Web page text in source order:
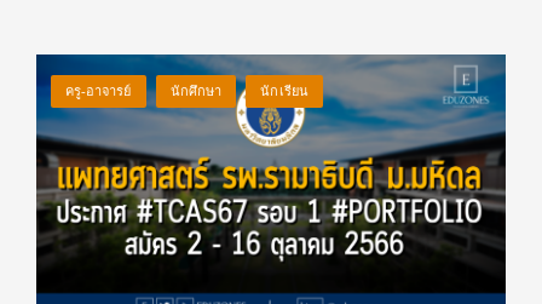
ครู-อาจารย์ นักศึกษา นักเรียน